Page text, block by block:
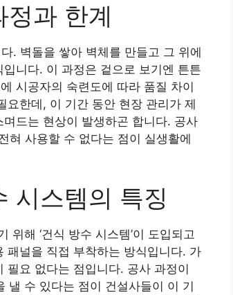
과 한계
. 벽돌을 쌓아 벽체를 만들고 그 위에
니다. 이 과정은 겉으로 보기엔 튼튼
시공자의 숙련도에 따라 품질 차이
한데, 이 기간 동안 현장 관리가 제
드는 현상이 발생하곤 합니다. 공사
혀 사용할 수 없다는 점이 실생활에
시스템의 특징
해 ‘건식 방수 시스템’이 도입되고
패널을 직접 부착하는 방식입니다. 가
필요 없다는 점입니다. 공사 과정이
낼 수 있다는 점이 건설사들이 이 기